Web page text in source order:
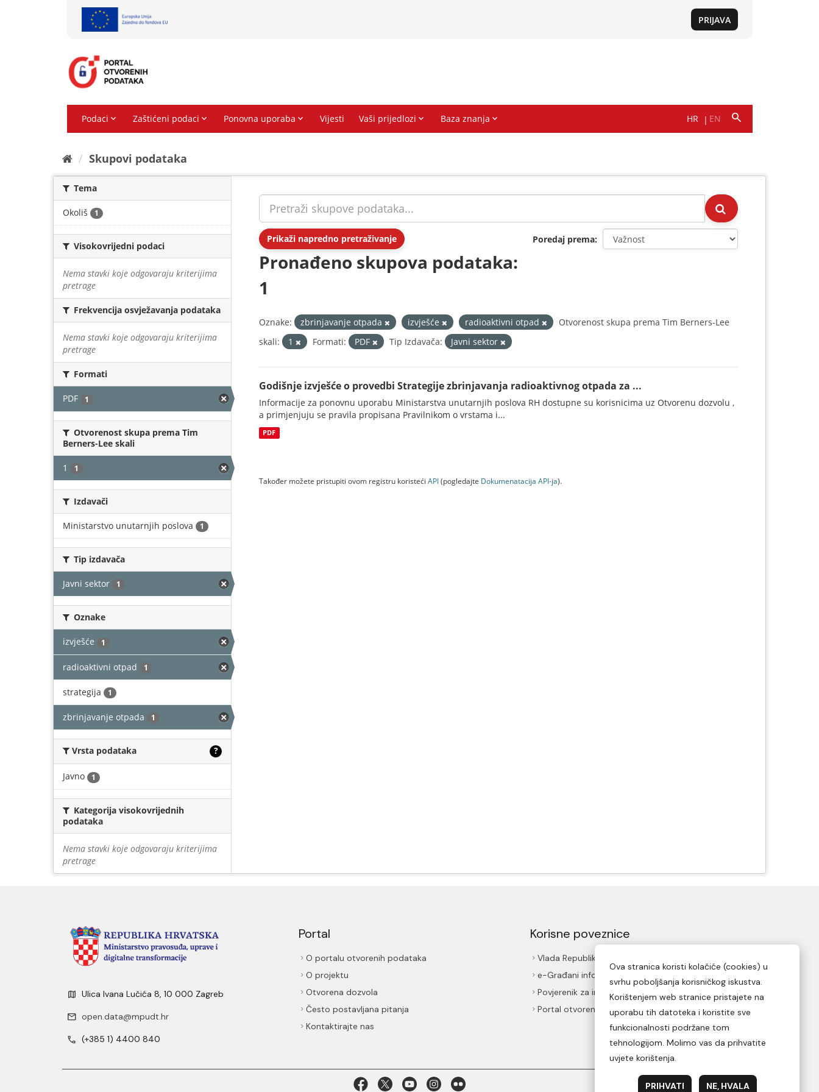
Skupovi podаtаkа
Tema
Okoliš 1
Visokovrijedni podaci
Nema stavki koje odgovaraju kriterijima
pretrage
Frekvencija osvježavanja podataka
Nema stavki koje odgovaraju kriterijima
pretrage
Formati
PDF 1
Otvorenost skupa prema Tim
Berners-Lee skali
1 1
Izdavači
Ministarstvo unutarnjih poslova 1
Tip izdavača
Javni sektor 1
Oznake
izvješće 1
radioaktivni otpad 1
strategija 1
zbrinjavanje otpada 1
Vrsta podataka ?
Javno 1
Kategorija visokovrijednih
podataka
Nema stavki koje odgovaraju kriterijima
pretrage
Prikaži napredno pretraživanje Poredaj prema
Pronađeno skupova podataka:
1
Oznake: zbrinjavanje otpada izvješće radioaktivni otpad
Otvorenost skupa prema Tim Berners-Lee
skali:
1 Formati: PDF Tip Izdavača: Javni sektor
Godišnje izvješće o provedbi Strategije zbrinjavanja radioaktivnog otpada za ...
Informacije za ponovnu uporabu Ministarstva unutarnjih poslova RH dostupne su korisnicima uz Otvorenu dozvolu ,
a primjenjuju se pravila propisana Pravilnikom o vrstama i...
PDF
Također možete pristupiti ovom registru koristeći API(pogledajte Dokumenаtаcijа API-jа).